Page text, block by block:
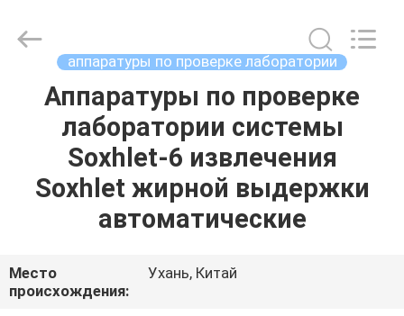
ДОМ
ПРОДУКТЫ
О
НАС
Copyright
Developed
аппаратуры по проверке лаборатории
Аппаратуры по проверке
лаборатории системы
Soxhlet-6 извлечения
Soxhlet жирной выдержки
автоматические
Место
происхождения:
Ухань, Китай